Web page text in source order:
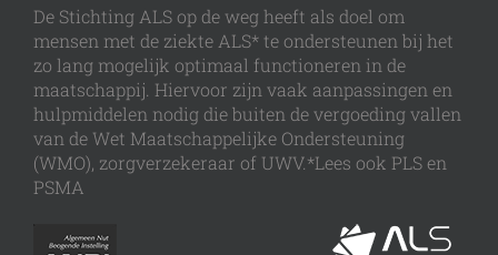
De Stichting ALS op de weg heeft als doel om
mensen met de ziekte ALS* te ondersteunen bij het
zo lang mogelijk optimaal functioneren in de
maatschappij. Hiervoor zijn vaak aanpassingen en
hulpmiddelen nodig die buiten de vergoeding vallen
van de Wet Maatschappelijke Ondersteuning
(WMO), zorgverzekeraar of UWV.*Lees ook PLS en
PSMA